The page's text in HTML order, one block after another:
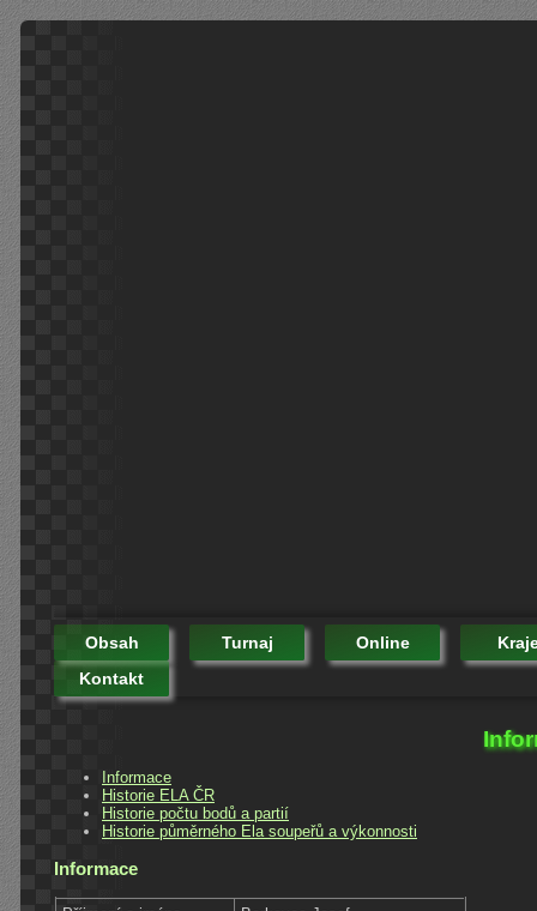
Obsah Turnaj Online
Kontakt
Informace
Historie ELA ČR
Historie počtu bodů a partií
Historie půměrného Ela soupeřů a výkonnosti
Informace